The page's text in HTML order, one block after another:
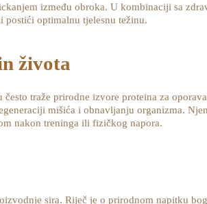
između obroka. U kombinaciji sa
postići optimalnu tjelesnu težinu.
života
traže prirodne izvore proteina za
mišića i obnavljanju organizma.
nakon treninga ili fizičkog napora.
sira. Riječ je o prirodnom napitku